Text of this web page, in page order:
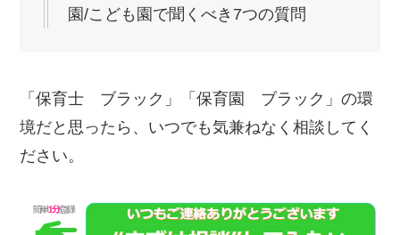
園/こども園で聞くべき7つの質問
「保育士 ブラック」「保育園 ブラック」の環
境だと思ったら、いつでも気兼ねなく相談してく
ださい。